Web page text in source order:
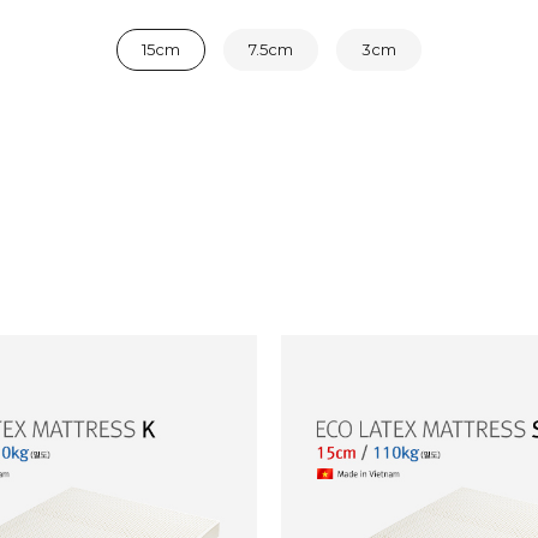
15cm 7.5cm 3cm